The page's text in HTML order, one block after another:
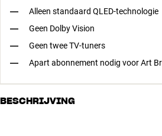
Alleen standaard QLED-technologie
Geen Dolby Vision
Geen twee TV-tuners
Apart abonnement nodig voor Art
BESCHRIJVING